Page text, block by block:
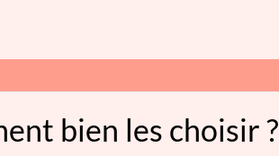
bien les choisir ?